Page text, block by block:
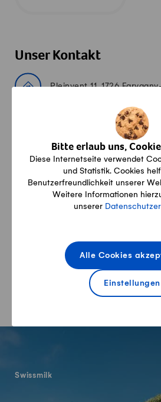
Bitte erlaub uns,
Diese Internetseite verwendet
und Statistik. Cookies
Benutzerfreundlichkeit unserer
Weitere Informationen
unserer
Einstellungen
Alle Cookies
Unser Kontakt
Pleinvent 11, 1726
079 824 63 06
Facebook
Alle Angaben erfolgen ohne
Richtigkeit und Aktualität.
Swissmilk